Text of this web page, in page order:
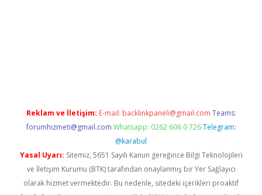
Reklam ve İletişim: E-mail: backlinkpaneli@gmail.com Teams:
forumhizmeti@gmail.com Whatsapp: 0262 606 0 726 Telegram:
@karabul
Yasal Uyarı: Sitemiz, 5651 Sayılı Kanun gereğince Bilgi Teknolojileri
ve İletişim Kurumu (BTK) tarafından onaylanmış bir Yer Sağlayıcı
olarak hizmet vermektedir. Bu nedenle, sitedeki içerikleri proaktif